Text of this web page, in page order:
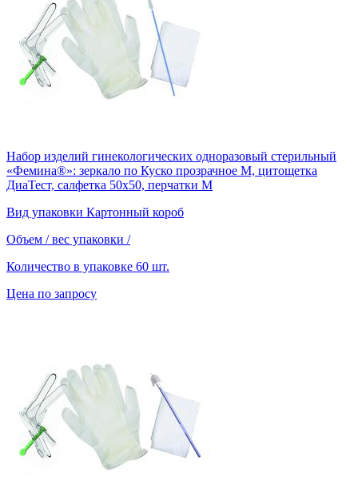
Набор изделий гинекологических одноразовый стерильный
«Фемина®»: зеркало по Куско прозрачное М, цитощетка
ДиаТест, салфетка 50х50, перчатки М
Вид упаковки Картонный короб
Объем / вес упаковки /
Количество в упаковке 60 шт.
Цена по запросу